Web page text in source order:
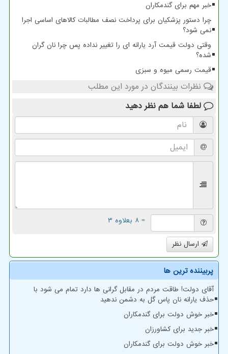
خبر مهم برای گندمکاران
چرا دستور پزشکیان برای پرداخت نصف مطالبات کالاهای اساسی اجرا
نمی شود؟
وقتی دولت قیمت آرد یارانه ای را تغییر نداده پس چرا نان گران
شده؟
قیمت رسمی میوه و سبزی
نظرات بینندگان در مورد این مطلب
لطفا شما هم نظر دهید
= ۸ بعلاوه ۳
ارسال نظر
پربیننده ترین ها
آقای دولت! طاقت مردم در مقابل گرانی ها دارد تمام می شود با
حذف یارانه نان پاس گل به دشمن ندهید
خبر خوش دولت برای گندمکاران
خبر جدید برای کشاورزان
خبر خوش دولت برای گندمکاران